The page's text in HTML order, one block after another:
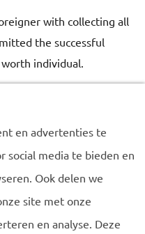
with collecting all
the successful
individual.
en advertenties te
social media te bieden en
Ook delen we
site met onze
en analyse. Deze